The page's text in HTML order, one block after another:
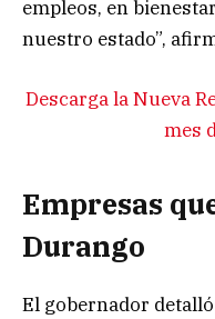
empleos, en
nuestro estado”,
Descarga la Nueva
mes
Empresas
Durango
El gobernador